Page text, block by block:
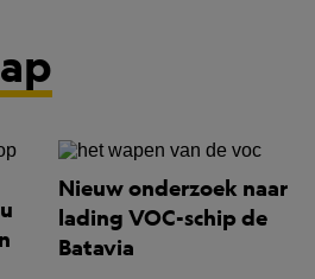
Nieuw onderzoek naar
lading VOC-schip de
Batavia